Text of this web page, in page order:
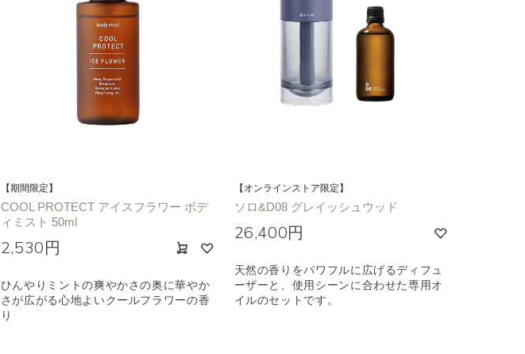
【期間限定】
COOL PROTECT アイスフラワー ボデ
ィミスト 50ml
2,530円
ひんやりミントの爽やかさの奥に華やか
さが広がる心地よいクールフラワーの香
り
【オンラインストア限定】
ソロ&D08 グレイッシュウッド
26,400円
天然の香りをパワフルに広げるディフュ
ーザーと、使用シーンに合わせた専用オ
イルのセットです。